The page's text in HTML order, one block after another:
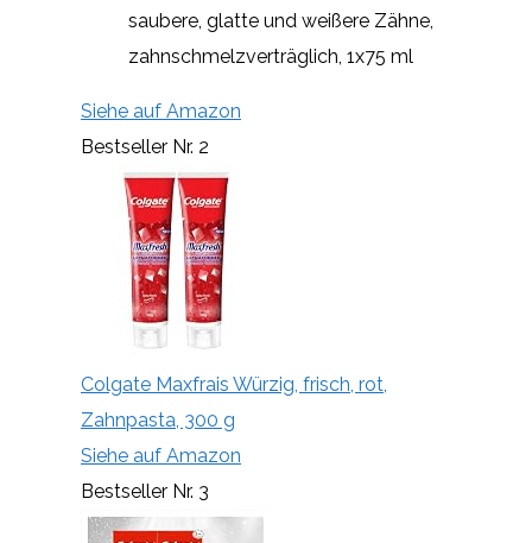
saubere, glatte und weißere Zähne,
zahnschmelzverträglich, 1x75 ml
Siehe auf Amazon
Bestseller Nr. 2
Colgate Maxfrais Würzig, frisch, rot,
Zahnpasta, 300 g
Siehe auf Amazon
Bestseller Nr. 3